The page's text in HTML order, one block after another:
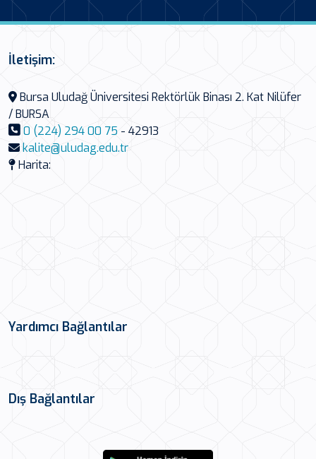
İletişim:
Bursa Uludağ Üniversitesi Rektörlük Binası 2. Kat Nilüfer
/ BURSA
0 (224) 294 00 75 - 42913
kalite@uludag.edu.tr
Harita:
Yardımcı Bağlantılar
Dış Bağlantılar